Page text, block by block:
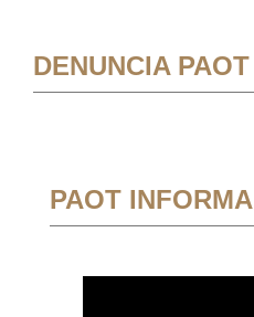
DENUNCIA PAOT
PAOT INFORMA